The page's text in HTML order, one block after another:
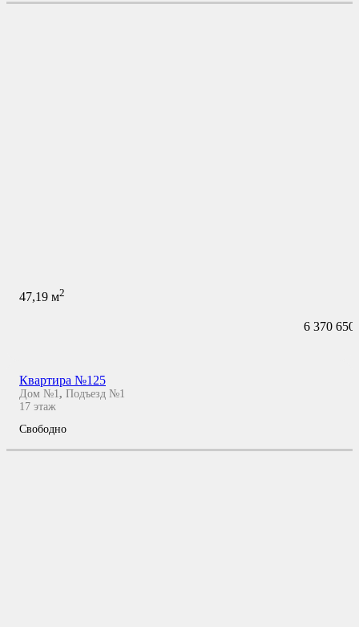
47,19 м2
6 370 650
Квартира №125
Дом №1, Подъезд №1
17 этаж
Свободно